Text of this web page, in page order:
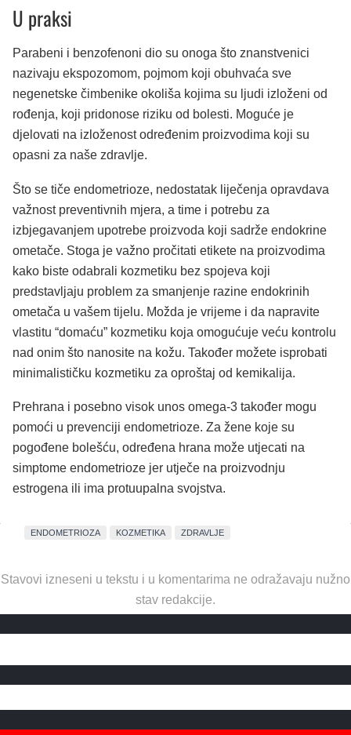
U praksi
Parabeni i benzofenoni dio su onoga što znanstvenici
nazivaju ekspozomom, pojmom koji obuhvaća sve
negenetske čimbenike okoliša kojima su ljudi izloženi od
rođenja, koji pridonose riziku od bolesti. Moguće je
djelovati na izloženost određenim proizvodima koji su
opasni za naše zdravlje.
Što se tiče endometrioze, nedostatak liječenja opravdava
važnost preventivnih mjera, a time i potrebu za
izbjegavanjem upotrebe proizvoda koji sadrže endokrine
ometače. Stoga je važno pročitati etikete na proizvodima
kako biste odabrali kozmetiku bez spojeva koji
predstavljaju problem za smanjenje razine endokrinih
ometača u vašem tijelu. Možda je vrijeme i da napravite
vlastitu “domaću” kozmetiku koja omogućuje veću kontrolu
nad onim što nanosite na kožu. Također možete isprobati
minimalističku kozmetiku za oproštaj od kemikalija.
Prehrana i posebno visok unos omega-3 također mogu
pomoći u prevenciji endometrioze. Za žene koje su
pogođene bolešću, određena hrana može utjecati na
simptome endometrioze jer utječe na proizvodnju
estrogena ili ima protuupalna svojstva.
ENDOMETRIOZA KOZMETIKA ZDRAVLJE
Stavovi izneseni u tekstu i u komentarima ne odražavaju nužno
stav redakcije.